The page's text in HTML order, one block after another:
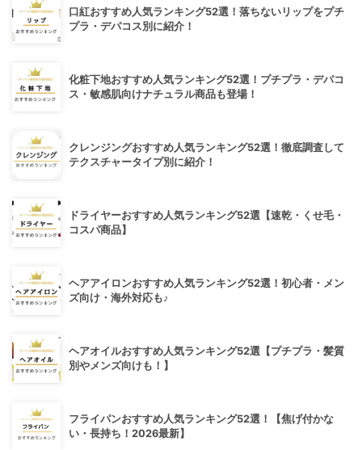
口紅おすすめ人気ランキング52選！落ちないリップをプチ
プラ・デパコス別に紹介！
化粧下地おすすめ人気ランキング52選！プチプラ・デパコ
ス・敏感肌向けナチュラル商品も登場！
クレンジングおすすめ人気ランキング52選！徹底調査して
テクスチャータイプ別に紹介！
ドライヤーおすすめ人気ランキング52選【速乾・くせ毛・
コスパ商品】
ヘアアイロンおすすめ人気ランキング52選！初心者・メン
ズ向け・海外対応も♪
ヘアオイルおすすめ人気ランキング52選【プチプラ・髪質
別やメンズ向けも！】
フライパンおすすめ人気ランキング52選！【焦げ付かな
い・長持ち！2026最新】